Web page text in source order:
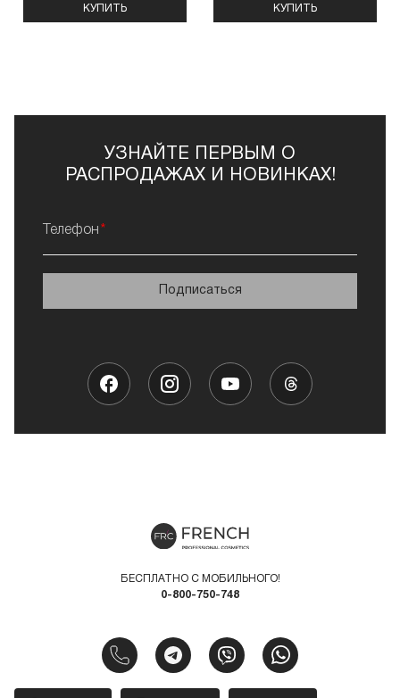
КУПИТЬ КУПИТЬ
УЗНАЙТЕ ПЕРВЫМ О
РАСПРОДАЖАХ И НОВИНКАХ!
Телефон
Подписаться
БЕСПЛАТНО С МОБИЛЬНОГО!
0-800-750-748